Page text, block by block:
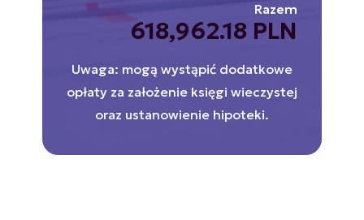
Razem
618,962.18 PLN
Uwaga: mogą wystąpić dodatkowe
opłaty za założenie księgi wieczystej
oraz ustanowienie hipoteki.